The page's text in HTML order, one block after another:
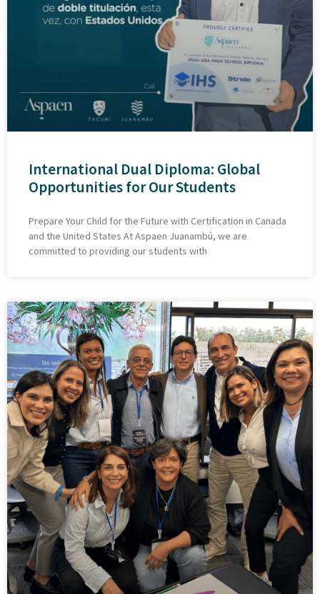
International Dual Diploma: Global
Opportunities for Our Students
Prepare Your Child for the Future with Certification in Canada
and the United States At Aspaen Juanambú, we are
committed to providing our students with